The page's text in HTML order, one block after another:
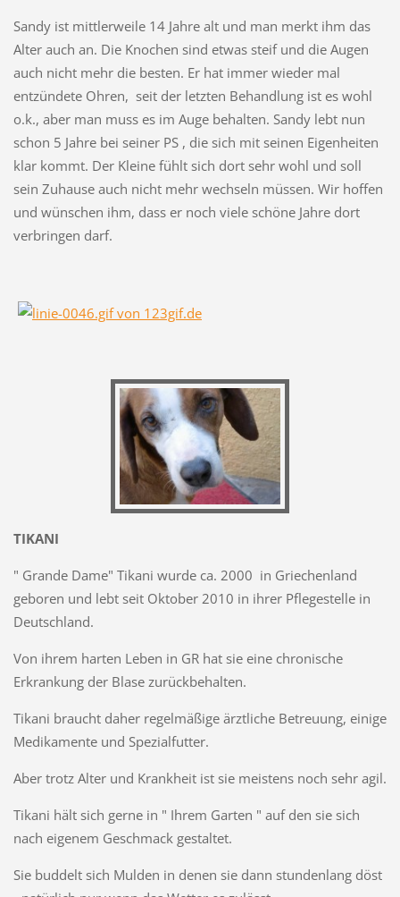
Sandy ist mittlerweile 14 Jahre alt und man merkt ihm das
Alter auch an. Die Knochen sind etwas steif und die Augen
auch nicht mehr die besten. Er hat immer wieder mal
entzündete Ohren, seit der letzten Behandlung ist es wohl
o.k., aber man muss es im Auge behalten. Sandy lebt nun
schon 5 Jahre bei seiner PS , die sich mit seinen Eigenheiten
klar kommt. Der Kleine fühlt sich dort sehr wohl und soll
sein Zuhause auch nicht mehr wechseln müssen. Wir hoffen
und wünschen ihm, dass er noch viele schöne Jahre dort
verbringen darf.
TIKANI
" Grande Dame" Tikani wurde ca. 2000 in Griechenland
geboren und lebt seit Oktober 2010 in ihrer Pflegestelle in
Deutschland.
Von ihrem harten Leben in GR hat sie eine chronische
Erkrankung der Blase zurückbehalten.
Tikani braucht daher regelmäßige ärztliche Betreuung, einige
Medikamente und Spezialfutter.
Aber trotz Alter und Krankheit ist sie meistens noch sehr agil.
Tikani hält sich gerne in " Ihrem Garten " auf den sie sich
nach eigenem Geschmack gestaltet.
Sie buddelt sich Mulden in denen sie dann stundenlang döst